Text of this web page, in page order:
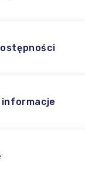
informacje